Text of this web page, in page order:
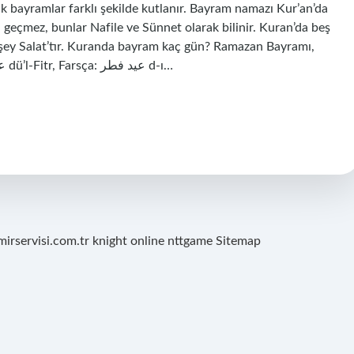
farklı şekilde kutlanır. Bayram namazı Kur’an’da
geçmez, bunlar Nafile ve Sünnet olarak bilinir. Kuran’da beş
Salat’tır. Kuranda bayram kaç gün? Ramazan Bayramı,
Şeker Bayramı veya İftar Festivali (Arapça: عيد الفطر ‎dü’l-Fitr, Farsça: عید فطر ‎d-ı…
knight online nttgame Sitemap